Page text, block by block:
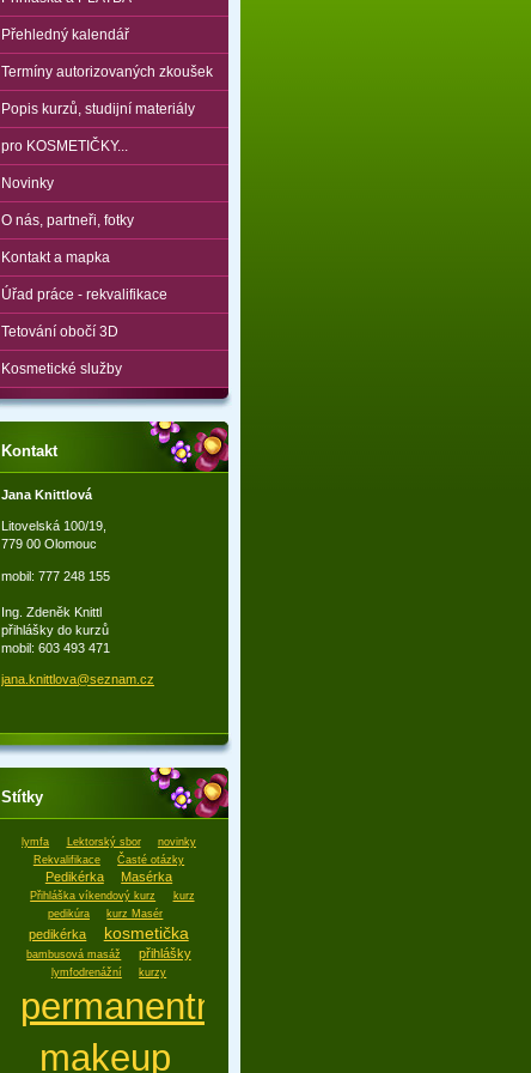
Přehledný kalendář
Termíny autorizovaných zkoušek
Popis kurzů, studijní materiály
pro KOSMETIČKY...
Novinky
O nás, partneři, fotky
Kontakt a mapka
Úřad práce - rekvalifikace
Tetování obočí 3D
Kosmetické služby
Kontakt
Jana Knittlová
Litovelská 100/19,
779 00 Olomouc
mobil: 777 248 155
Ing. Zdeněk Knittl
přihlášky do kurzů
mobil: 603 493 471
jana.knittlova@seznam.cz
Štítky
lymfa Lektorský sbor
novinky
Rekvalifikace
Časté otázky
Pedikérka Masérka
Přihláška víkendový kurz
kurz
pedikúra
kurz Masér
pedikérka kosmetička
bambusová masáž přihlášky
lymfodrenážní kurzy
permanentní
makeup